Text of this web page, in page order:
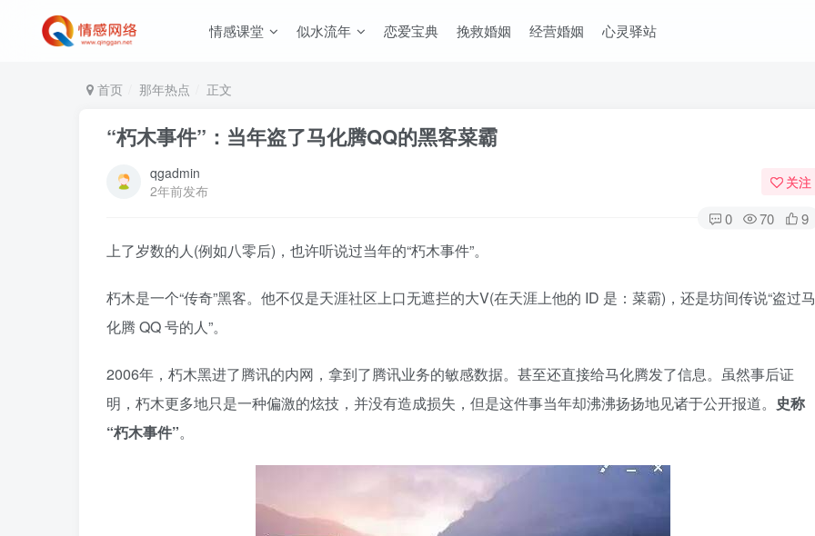
情感课堂 似水流年 恋爱宝典 挽救婚姻 经营婚姻 心灵驿站
首页 那年热点 正文
“朽木事件”：当年盗了马化腾QQ的黑客菜霸
qgadmin
2年前发布
关注
0 70 9
上了岁数的人(例如八零后)，也许听说过当年的“朽木事件”。
朽木是一个“传奇”黑客。他不仅是天涯社区上口无遮拦的大V(在天涯上他的 ID 是：菜霸)，还是坊间传说“盗过马
化腾 QQ 号的人”。
2006年，朽木黑进了腾讯的内网，拿到了腾讯业务的敏感数据。甚至还直接给马化腾发了信息。虽然事后证
明，朽木更多地只是一种偏激的炫技，并没有造成损失，但是这件事当年却沸沸扬扬地见诸于公开报道。 史称
“朽木事件”。